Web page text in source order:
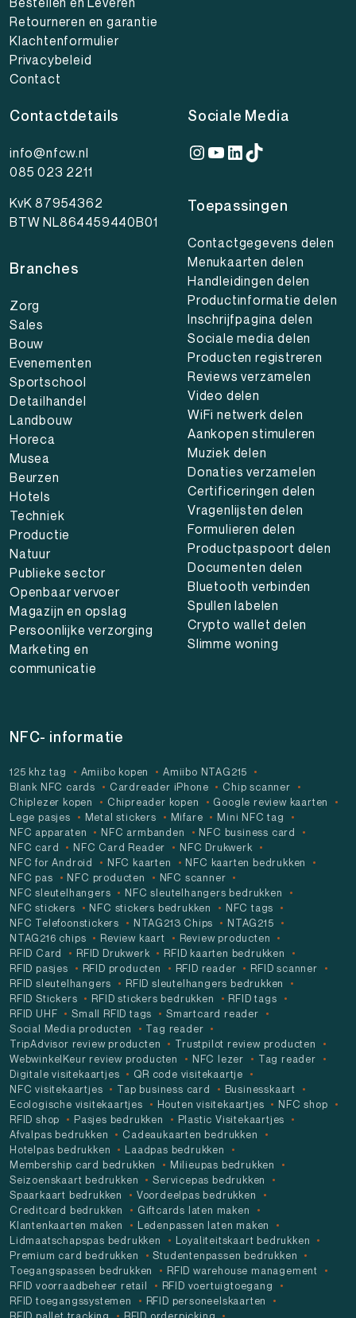
Retourneren en garantie
Klachtenformulier
Privacybeleid
Contact
Contactdetails
info@nfcw.nl
085 023 2211
KvK 87954362
BTW NL864459440B01
Branches
Zorg
Sales
Bouw
Evenementen
Sportschool
Detailhandel
Landbouw
Horeca
Musea
Beurzen
Hotels
Techniek
Productie
Natuur
Publieke sector
Openbaar vervoer
Magazijn en opslag
Persoonlijke verzorging
Marketing en
communicatie
Sociale Media
Instagram
YouTube
LinkedIn
TikTok
Toepassingen
Contactgegevens delen
Menukaarten delen
Handleidingen delen
Productinformatie delen
Inschrijfpagina delen
Sociale media delen
Producten registreren
Reviews verzamelen
Video delen
WiFi netwerk delen
Aankopen stimuleren
Muziek delen
Donaties verzamelen
Certificeringen delen
Vragenlijsten delen
Formulieren delen
Productpaspoort delen
Documenten delen
Bluetooth verbinden
Spullen labelen
Crypto wallet delen
Slimme woning
NFC- informatie
125 khz tag Amiibo kopen
Amiibo NTAG215
Blank NFC cards
Cardreader iPhone
Chip scanner
Chiplezer kopen
Chipreader kopen
Google review kaarten
Lege pasjes
Metal stickers Mifare
Mini NFC tag
NFC apparaten
NFC armbanden
NFC business card
NFC card
NFC Card Reader
NFC Drukwerk
NFC for Android
NFC kaarten
NFC kaarten bedrukken
NFC pas
NFC producten
NFC scanner
NFC sleutelhangers
NFC sleutelhangers bedrukken
NFC stickers
NFC stickers bedrukken
NFC tags
NFC Telefoonstickers
NTAG213 Chips
NTAG215
NTAG216 chips
Review kaart
Review producten
RFID Card
RFID Drukwerk
RFID kaarten bedrukken
RFID pasjes
RFID producten RFID reader
RFID scanner
RFID sleutelhangers
RFID sleutelhangers bedrukken
RFID Stickers
RFID stickers bedrukken
RFID tags
RFID UHF
Small RFID tags
Smartcard reader
Social Media producten
Tag reader
TripAdvisor review producten
Trustpilot review producten
WebwinkelKeur review producten
NFC lezer
Tag reader
Digitale visitekaartjes
QR code visitekaartje
NFC visitekaartjes
Tap business card
Businesskaart
Ecologische visitekaartjes
Houten visitekaartjes
NFC shop
RFID shop
Pasjes bedrukken
Plastic Visitekaartjes
Afvalpas bedrukken
Cadeaukaarten bedrukken
Hotelpas bedrukken
Laadpas bedrukken
Membership card bedrukken
Milieupas bedrukken
Seizoenskaart bedrukken
Servicepas bedrukken
Spaarkaart bedrukken
Voordeelpas bedrukken
Creditcard bedrukken
Giftcards laten maken
Klantenkaarten maken
Ledenpassen laten maken
Lidmaatschapspas bedrukken
Loyaliteitskaart bedrukken
Premium card bedrukken
Studentenpassen bedrukken
Toegangspassen bedrukken
RFID warehouse management
RFID voorraadbeheer retail
RFID voertuigtoegang
RFID toegangssystemen
RFID personeelskaarten